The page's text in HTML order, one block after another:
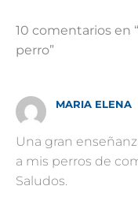
10 comentarios en
perro”
MARIA ELENA
Una gran
a mis perros de
Saludos.